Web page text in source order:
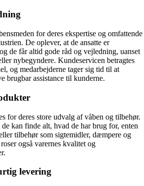
for deres ekspertise og omfattende
De oplever, at de ansatte er
de får altid gode råd og vejledning, uanset
nybegyndere. Kundeservicen betragtes
og medarbejderne tager sig tid til at
brugbar assistance til kunderne.
for deres store udvalg af våben og tilbehør.
kan finde alt, hvad de har brug for, enten
tilbehør som sigtemidler, dæmpere og
også varernes kvalitet og
levering